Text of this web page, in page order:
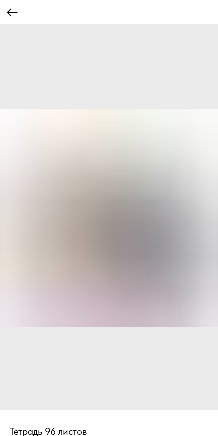
Тетрадь 96 листов